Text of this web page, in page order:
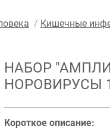
Кишечные
НАБОР
НОРОВИРУСЫ
Короткое описание: